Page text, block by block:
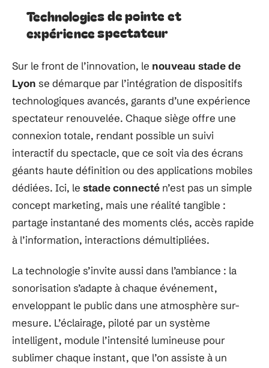
Technologies de pointe et
expérience spectateur
Sur le front de l’innovation, le nouveau stade de
Lyon se démarque par l’intégration de dispositifs
technologiques avancés, garants d’une expérience
spectateur renouvelée. Chaque siège offre une
connexion totale, rendant possible un suivi
interactif du spectacle, que ce soit via des écrans
géants haute définition ou des applications mobiles
dédiées. Ici, le stade connecté n’est pas un simple
concept marketing, mais une réalité tangible :
partage instantané des moments clés, accès rapide
à l’information, interactions démultipliées.
La technologie s’invite aussi dans l’ambiance : la
sonorisation s’adapte à chaque événement,
enveloppant le public dans une atmosphère sur-
mesure. L’éclairage, piloté par un système
intelligent, module l’intensité lumineuse pour
sublimer chaque instant, que l’on assiste à un